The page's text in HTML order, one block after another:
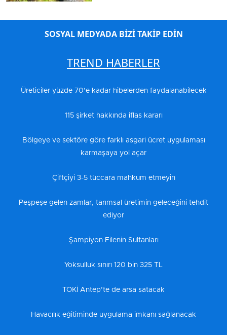
SOSYAL MEDYADA BİZİ TAKİP EDİN
TREND HABERLER
Üreticiler yüzde 70’e kadar hibelerden faydalanabilecek
115 şirket hakkında iflas kararı
Bölgeye ve sektöre göre farklı asgari ücret uygulaması
karmaşaya yol açar
Çiftçiyi 3-5 tüccara mahkum etmeyin
Peşpeşe gelen zamlar, tarımsal üretimin geleceğini tehdit
ediyor
Şampiyon Filenin Sultanları
Yoksulluk sınırı 120 bin 325 TL
TOKİ Antep’te de arsa satacak
Havacılık eğitiminde uygulama imkanı sağlanacak